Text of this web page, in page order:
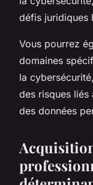
défis juridiques
Vous pourrez
domaines
la
des risques
des données